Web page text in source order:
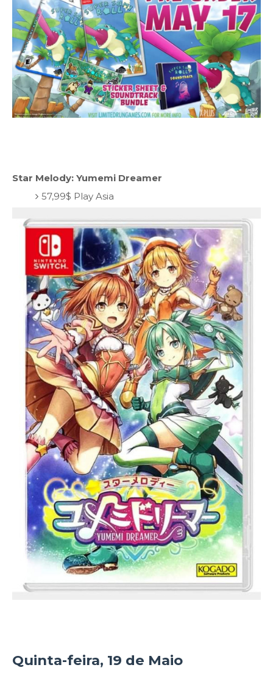
Star Melody: Yumemi Dreamer
57,99$ Play Asia
Quinta-feira, 19 de Maio